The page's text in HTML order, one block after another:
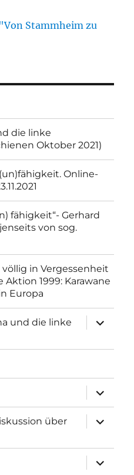
Stammheim zu
die linke
Oktober 2021)
Online-
fähigkeit“- Gerhard
von sog.
in Vergessenheit
1999: Karawane
Europa
und die linke
anzeigen
anzeigen
über
anzeigen
anzeigen